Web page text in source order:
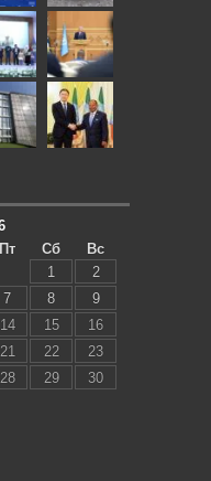
Пт Сб
Вс
1
2
7 8
9
14 15
16
21 22
23
28 29
30